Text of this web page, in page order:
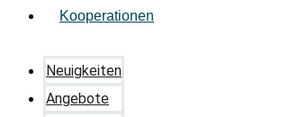
Kooperationen
Neuigkeiten
Angebote